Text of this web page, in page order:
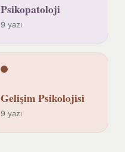
Psikopatoloji
9 yazı
Gelişim Psikolojisi
9 yazı